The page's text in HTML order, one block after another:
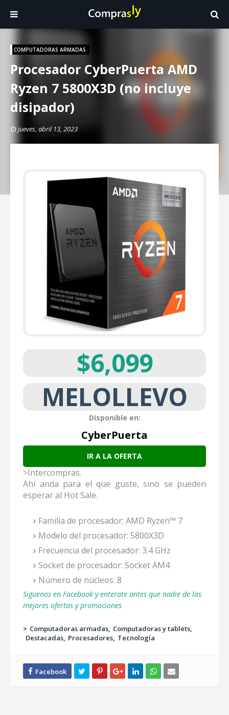
COMPUTADORAS ARMADAS
Procesador CyberPuerta AMD
Ryzen 7 5800X3D (no incluye
disipador)
jueves, abril 13, 2023
$6,099
MELOLLEVO
Disponible en:
CyberPuerta
IR A LA OFERTA
>Intercompras.
Ahí anda para el que guste, sino se pueden
esperar al Hot Sale.
Familia de procesador: AMD Ryzen™ 7
Modelo del procesador: 5800X3D
Frecuencia del procesador: 3.4 GHz
Socket de procesador: Socket AM4
Número de núcleos: 8
Siguenos en Facebook y enterate antes que nadie de las
mejores ofertas y promociones
> Computadoras armadas Computadoras y tablets
Destacadas Procesadores Tecnología